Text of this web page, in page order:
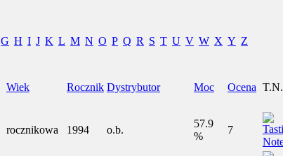
G H I J K L M N O P Q R S T U V W X Y Z
Wiek Rocznik Dystrybutor Moc Ocena T.N.
rocznikowa 1994 o.b.
57.9
%
7